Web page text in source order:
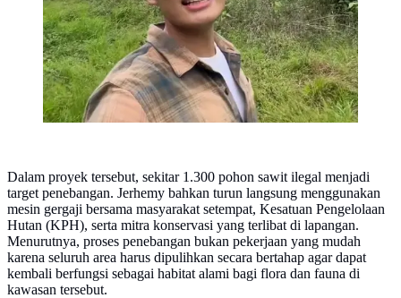
Dalam proyek tersebut, sekitar 1.300 pohon sawit ilegal menjadi
target penebangan. Jerhemy bahkan turun langsung menggunakan
mesin gergaji bersama masyarakat setempat, Kesatuan Pengelolaan
Hutan (KPH), serta mitra konservasi yang terlibat di lapangan.
Menurutnya, proses penebangan bukan pekerjaan yang mudah
karena seluruh area harus dipulihkan secara bertahap agar dapat
kembali berfungsi sebagai habitat alami bagi flora dan fauna di
kawasan tersebut.